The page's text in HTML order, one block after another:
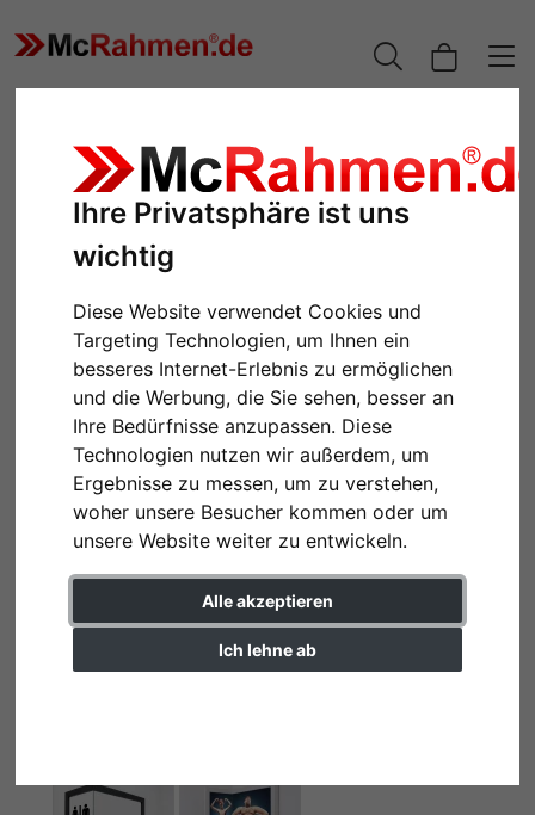
Ihre Privatsphäre ist uns
wichtig
Diese Website verwendet Cookies und
Targeting Technologien, um Ihnen ein
besseres Internet-Erlebnis zu ermöglichen
und die Werbung, die Sie sehen, besser an
Ihre Bedürfnisse anzupassen. Diese
Technologien nutzen wir außerdem, um
Ergebnisse zu messen, um zu verstehen,
woher unsere Besucher kommen oder um
unsere Website weiter zu entwickeln.
Alle akzeptieren
Ich lehne ab
Zurück